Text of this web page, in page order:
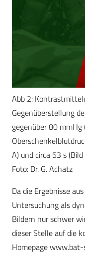
Abb 2:
Gegenüberstellung
gegenüber 80
A) und circa 53 s
Foto: Dr. G. Achatz
Da die Ergebnisse
Untersuchung als
Bildern nur schwer
dieser Stelle auf die
Homepage